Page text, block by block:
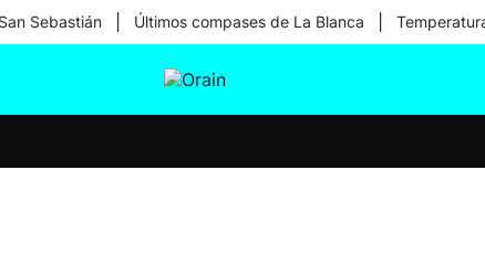
Sebastián Últimos compases de La Blanca